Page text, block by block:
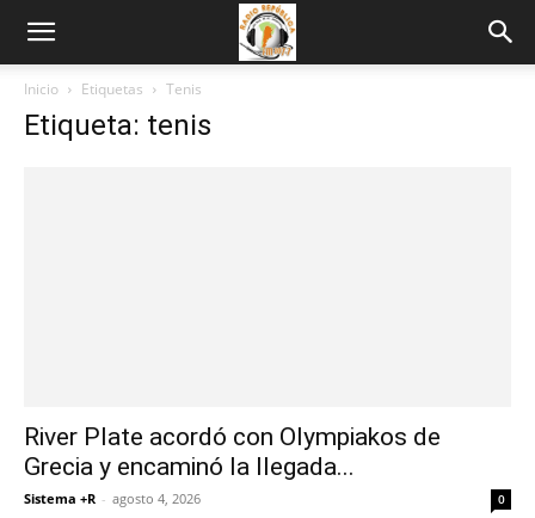
Inicio Etiquetas Tenis
Etiqueta: tenis
River Plate acordó con Olympiakos de
Grecia y encaminó la llegada...
Sistema +R - agosto 4, 2026 0